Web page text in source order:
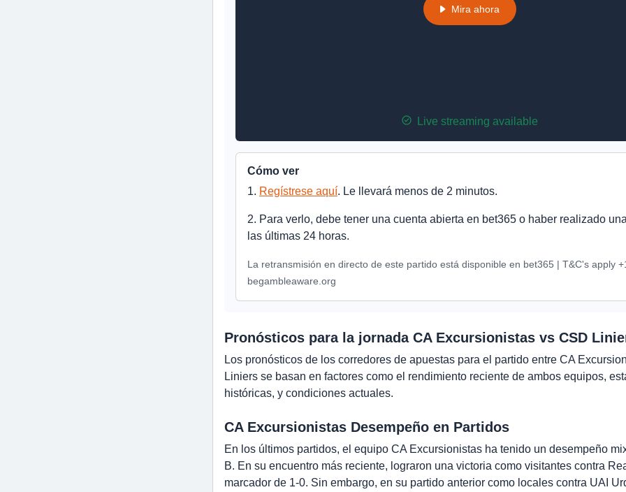
Mira ahora
Live streaming available
Cómo ver
1. Regístrese aquí. Le llevará menos de 2 minutos.
2. Para verlo, debe tener una cuenta abierta en bet365 o haber realizado
las últimas 24 horas.
La retransmisión en directo de este partido está disponible en bet365 | T&C's apply
begambleaware.org
Pronósticos para la jornada CA Excursionistas vs CSD
Los pronósticos de los corredores de apuestas para el partido entre CA
Liniers se basan en factores como el rendimiento reciente de ambos equipos,
históricas, y condiciones actuales.
CA Excursionistas Desempeño en Partidos
En los últimos partidos, el equipo CA Excursionistas ha tenido un desempeño
B. En su encuentro más reciente, lograron una victoria como visitantes contra
marcador de 1-0. Sin embargo, en su partido anterior como locales contra UAI